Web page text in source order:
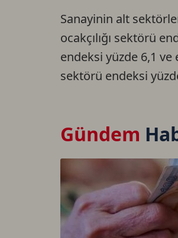
Sanayinin alt
ocakçılığı sektörü
endeksi yüzde 6,1
sektörü endeksi
Gündem